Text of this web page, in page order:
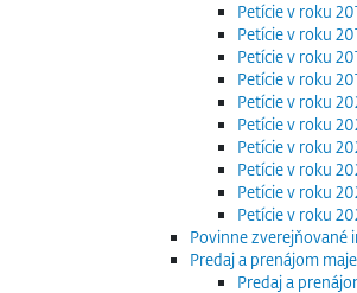
Petície v roku
Petície v roku
Petície v roku
Petície v roku
Petície v roku
Petície v roku
Petície v roku
Petície v roku
Petície v roku
Petície v roku
Povinne zverejňované
Predaj a prenájom
Predaj a